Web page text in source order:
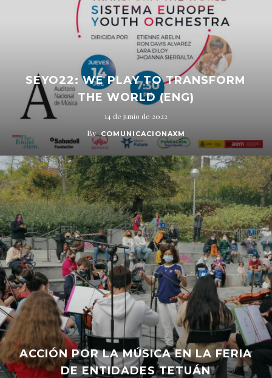
SEYO22: WE PLAY TO TRANSFORM
THE WORLD (ENG)
14 de junio de 2022
By COMUNICACIONAXM
ACCIÓN POR LA MÚSICA EN LA FERIA
DE ENTIDADES TETUÁN